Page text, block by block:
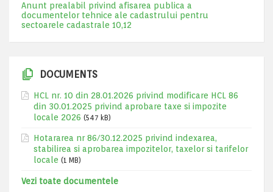
Anunt prealabil privind afisarea publica a
documentelor tehnice ale cadastrului pentru
sectoarele cadastrale 10,12
DOCUMENTS
HCL nr. 10 din 28.01.2026 privind modificare HCL 86
din 30.01.2025 privind aprobare taxe si impozite
locale 2026 (547 kB)
Hotararea nr 86/30.12.2025 privind indexarea,
stabilirea si aprobarea impozitelor, taxelor si tarifelor
locale (1 MB)
Vezi toate documentele